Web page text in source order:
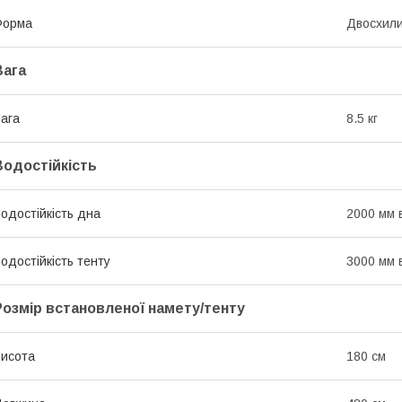
8.5 кг
дна 2000 мм
тенту 3000 мм
встановленої намету/тенту
180 см